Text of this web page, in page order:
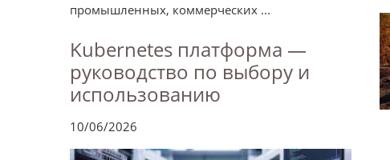
промышленных, коммерческих ...
Kubernetes платформа —
руководство по выбору и
использованию
10/06/2026